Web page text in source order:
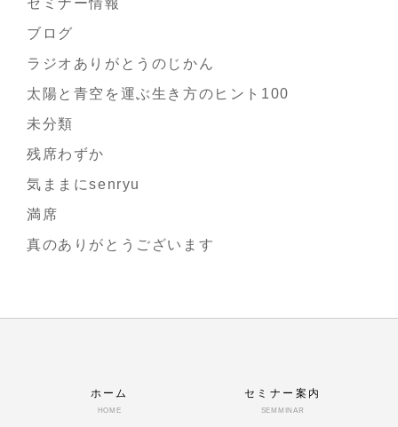
セミナー情報
ブログ
ラジオありがとうのじかん
太陽と青空を運ぶ生き方のヒント100
未分類
残席わずか
気ままにsenryu
満席
真のありがとうございます
ホーム
HOME
セミナー案内
SEMMINAR